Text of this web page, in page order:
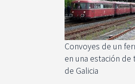
Convoyes de un
en una estación de
de Galicia